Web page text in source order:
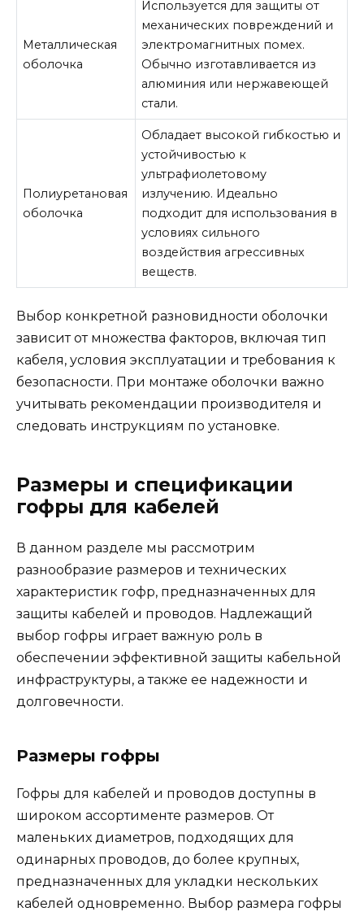
Металлическая
оболочка
Используется для защиты от
механических повреждений и
электромагнитных помех.
Обычно изготавливается из
алюминия или нержавеющей
стали.
Полиуретановая
оболочка
Обладает высокой гибкостью и
устойчивостью к
ультрафиолетовому
излучению. Идеально
подходит для использования в
условиях сильного
воздействия агрессивных
веществ.
Выбор конкретной разновидности оболочки
зависит от множества факторов, включая тип
кабеля, условия эксплуатации и требования к
безопасности. При монтаже оболочки важно
учитывать рекомендации производителя и
следовать инструкциям по установке.
Размеры и спецификации
гофры для кабелей
В данном разделе мы рассмотрим
разнообразие размеров и технических
характеристик гофр, предназначенных для
защиты кабелей и проводов. Надлежащий
выбор гофры играет важную роль в
обеспечении эффективной защиты кабельной
инфраструктуры, а также ее надежности и
долговечности.
Размеры гофры
Гофры для кабелей и проводов доступны в
широком ассортименте размеров. От
маленьких диаметров, подходящих для
одинарных проводов, до более крупных,
предназначенных для укладки нескольких
кабелей одновременно. Выбор размера гофры